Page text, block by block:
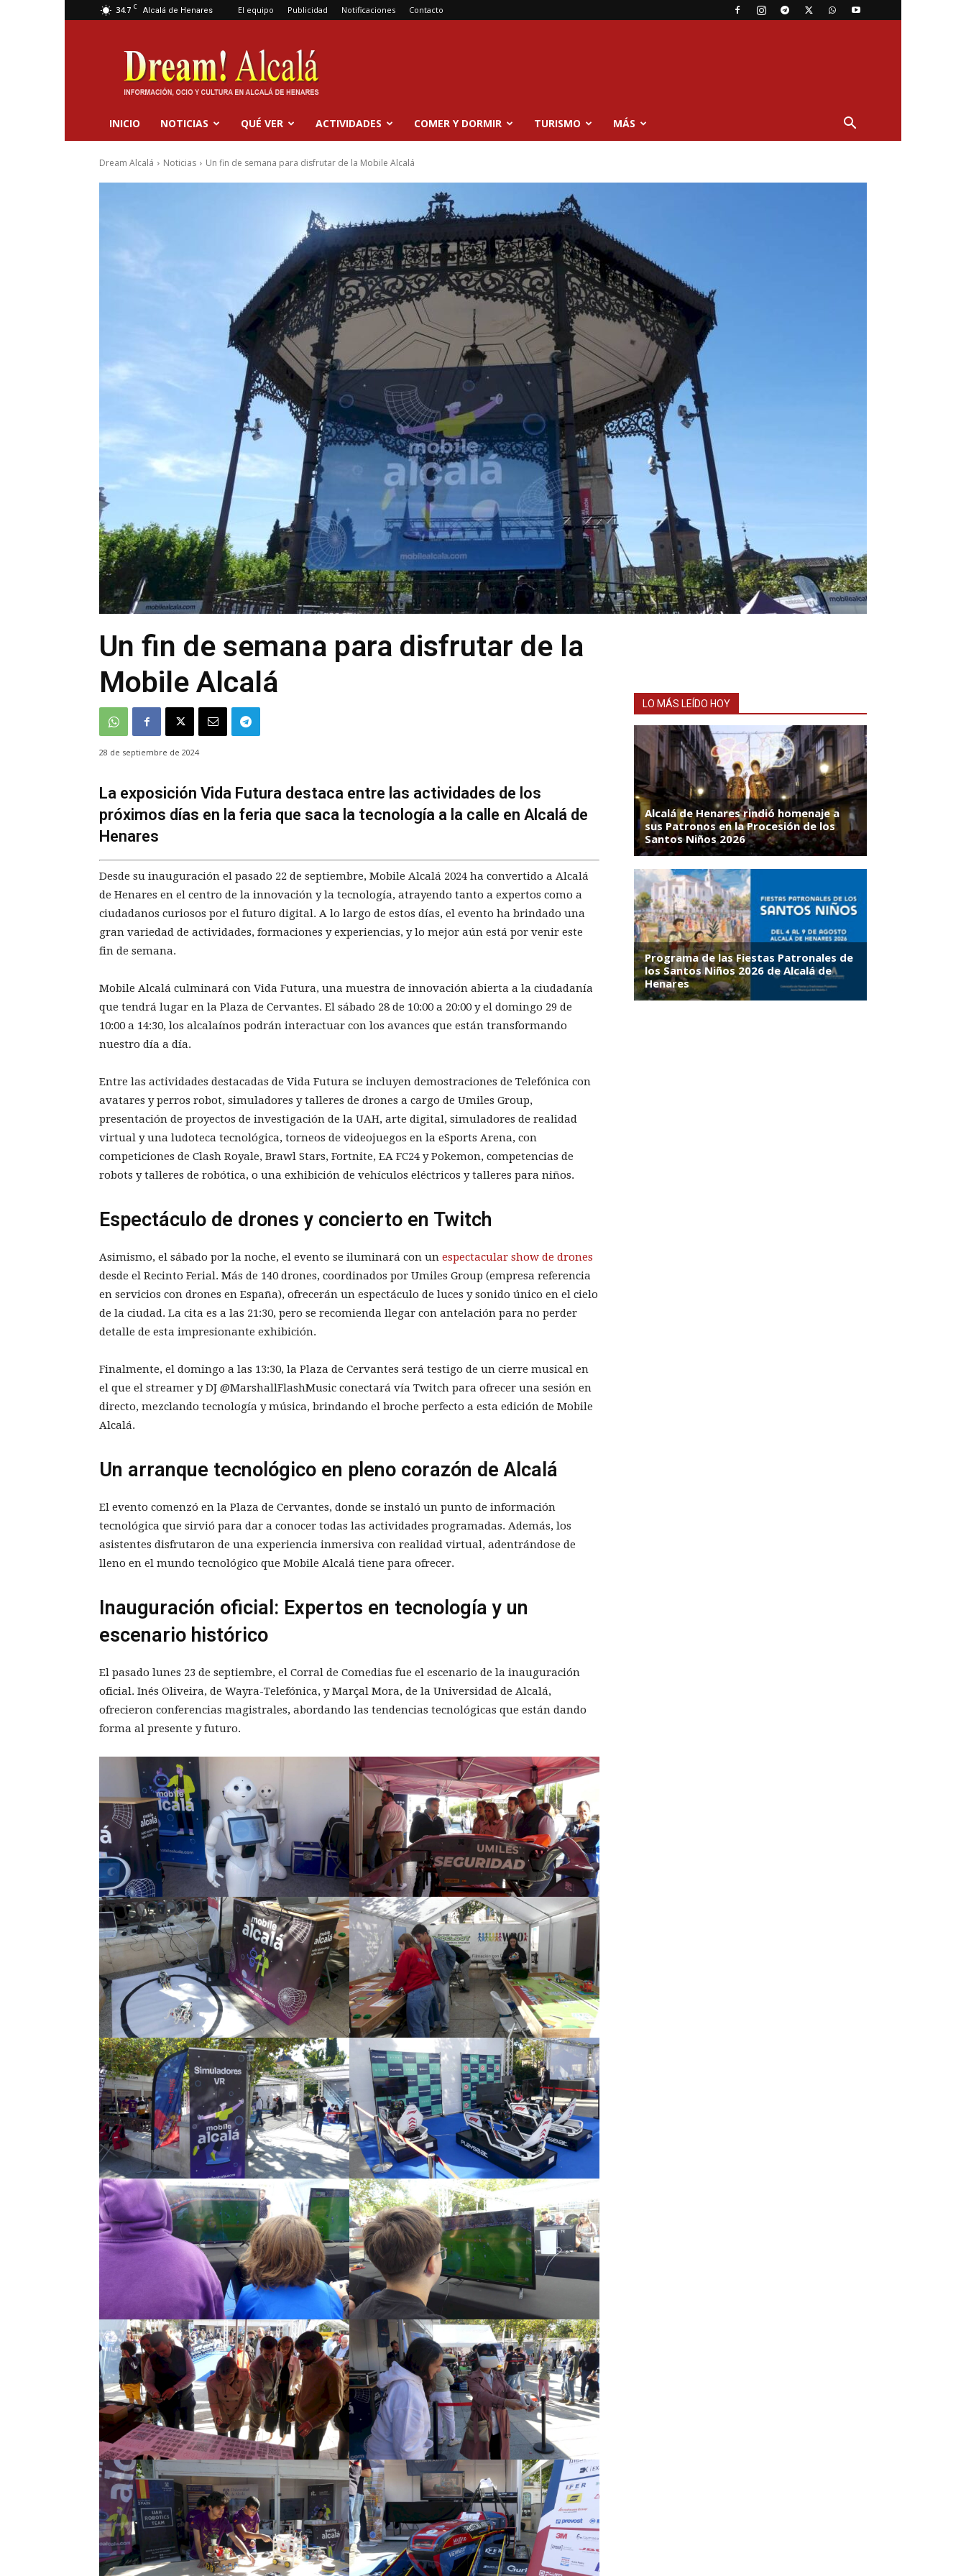
34.7 C Alcalá de Henares El equipo Publicidad Notificaciones Contacto
Dream
Alcalá
INICIO NOTICIAS QUÉ VER ACTIVIDADES COMER Y DORMIR TURISMO MÁS
Dream Alcalá Noticias Un fin de semana para disfrutar de la Mobile Alcalá
Un fin de semana para disfrutar de la
Mobile Alcalá
28 de septiembre de 2024
La exposición Vida Futura destaca entre las actividades de los
próximos días en la feria que saca la tecnología a la calle en Alcalá de
Henares
Desde su inauguración el pasado 22 de septiembre, Mobile Alcalá 2024 ha convertido a Alcalá
de Henares en el centro de la innovación y la tecnología, atrayendo tanto a expertos como a
ciudadanos curiosos por el futuro digital. A lo largo de estos días, el evento ha brindado una
gran variedad de actividades, formaciones y experiencias, y lo mejor aún está por venir este
fin de semana.
Mobile Alcalá culminará con Vida Futura, una muestra de innovación abierta a la ciudadanía
que tendrá lugar en la Plaza de Cervantes. El sábado 28 de 10:00 a 20:00 y el domingo 29 de
10:00 a 14:30, los alcalaínos podrán interactuar con los avances que están transformando
nuestro día a día.
Entre las actividades destacadas de Vida Futura se incluyen demostraciones de Telefónica con
avatares y perros robot, simuladores y talleres de drones a cargo de Umiles Group,
presentación de proyectos de investigación de la UAH, arte digital, simuladores de realidad
virtual y una ludoteca tecnológica, torneos de videojuegos en la eSports Arena, con
competiciones de Clash Royale, Brawl Stars, Fortnite, EA FC24 y Pokemon, competencias de
robots y talleres de robótica, o una exhibición de vehículos eléctricos y talleres para niños.
Espectáculo de drones y concierto en Twitch
Asimismo, el sábado por la noche, el evento se iluminará con un espectacular show de drones
desde el Recinto Ferial. Más de 140 drones, coordinados por Umiles Group (empresa referencia
en servicios con drones en España), ofrecerán un espectáculo de luces y sonido único en el cielo
de la ciudad. La cita es a las 21:30, pero se recomienda llegar con antelación para no perder
detalle de esta impresionante exhibición.
Finalmente, el domingo a las 13:30, la Plaza de Cervantes será testigo de un cierre musical en
el que el streamer y DJ @MarshallFlashMusic conectará vía Twitch para ofrecer una sesión en
directo, mezclando tecnología y música, brindando el broche perfecto a esta edición de Mobile
Alcalá.
Un arranque tecnológico en pleno corazón de Alcalá
El evento comenzó en la Plaza de Cervantes, donde se instaló un punto de información
tecnológica que sirvió para dar a conocer todas las actividades programadas. Además, los
asistentes disfrutaron de una experiencia inmersiva con realidad virtual, adentrándose de
lleno en el mundo tecnológico que Mobile Alcalá tiene para ofrecer.
Inauguración oficial: Expertos en tecnología y un
escenario histórico
El pasado lunes 23 de septiembre, el Corral de Comedias fue el escenario de la inauguración
oficial. Inés Oliveira, de Wayra-Telefónica, y Marçal Mora, de la Universidad de Alcalá,
ofrecieron conferencias magistrales, abordando las tendencias tecnológicas que están dando
forma al presente y futuro.
LO MÁS LEÍDO HOY